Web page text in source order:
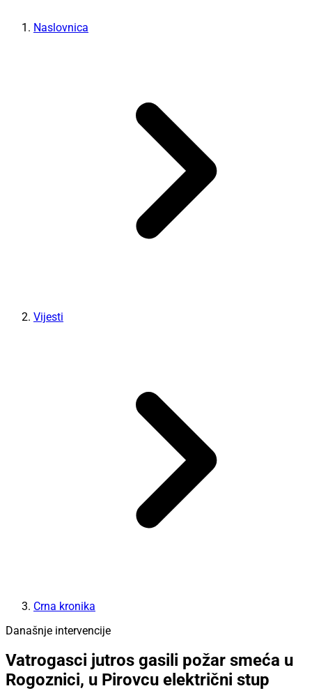
Naslovnica
Vijesti
Crna kronika
Današnje intervencije
Vatrogasci jutros gasili požar smeća u
Rogoznici, u Pirovcu električni stup